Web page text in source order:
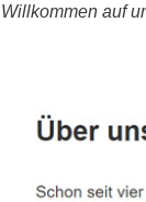
Willkommen auf